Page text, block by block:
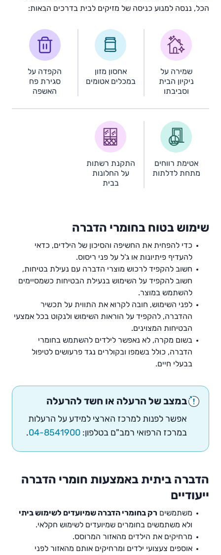
הכל, ננסה למנוע כניסה של מזיקים לבית בדרכים הבאות:
שמירה על
ניקיון הבית
וסביבתו
אחסון מזון
במכלים אטומים
הקפדה על
סגירת פח
האשפה
אטימת רווחים
מתחת לדלתות
התקנת רשתות
על החלונות
בבית
שימוש בטוח בחומרי הדברה
כדי להפחית את החשיפה והסיכון של הילדים, כדאי
להעדיף פיתיונות או ג'ל על פני ריסוס.
חשוב להקפיד לרכוש מוצרי הדברה עם נעילת בטיחות,
חשוב להקפיד על השימוש בנעילת הבטיחות כשמסיימים
להשתמש במוצר.
לפני השימוש, חובה לקרוא את התווית על תכשיר
ההדברה, להקפיד על הוראות השימוש ולנקוט בכל אמצעי
הבטיחות המצוינים.
בשום מקרה, לא נאפשר לילדים להשתמש בחומרי
הדברה, כולל בשמפו ובקולרים נגד פרעושים לטיפול
בבעלי חיים.
במצב של הרעלה או חשד להרעלה
אפשר לפנות למרכז הארצי למידע על הרעלות
במרכז הרפואי רמב"ם בטלפון: 04-8541900
.
הדברה ביתית באמצעות חומרי הדברה
ייעודיים
משתמשים רק בחומרי הדברה שמיועדים לשימוש ביתי
ולא משתמשים בחומרים שמיועדים לשימוש חקלאי.
מרחיקים את הילדים מהאזור המרוסס.
אוספים צעצועי ילדים ומרחיקים אותם מהאזור לפני